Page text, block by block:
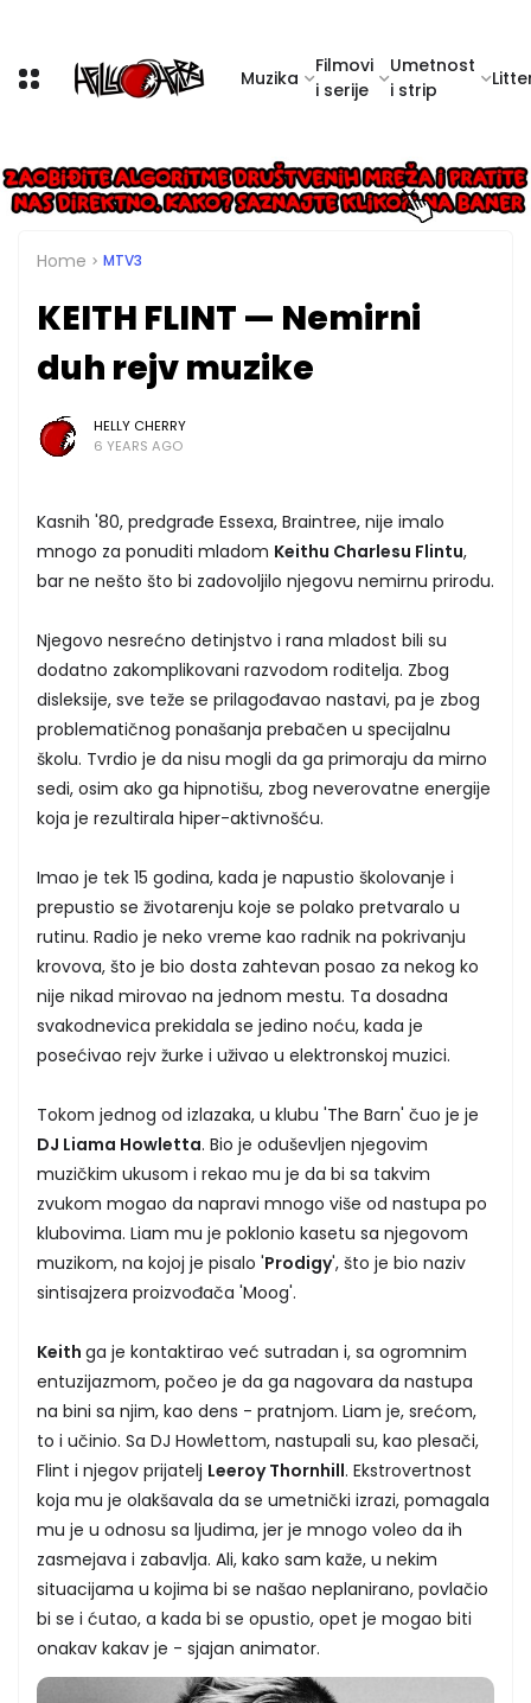
Muzika
Filmovi
i serije
Umetnost
i strip
Home MTV3
KEITH FLINT — Nemirni
duh rejv muzike
HELLY CHERRY
6 YEARS AGO
Kasnih '80, predgrađe Essexa, Braintree, nije imalo
mnogo za ponuditi mladom Keithu Charlesu Flintu,
bar ne nešto što bi zadovoljilo njegovu nemirnu prirodu.
Njegovo nesrećno detinjstvo i rana mladost bili su
dodatno zakomplikovani razvodom roditelja. Zbog
disleksije, sve teže se prilagođavao nastavi, pa je zbog
problematičnog ponašanja prebačen u specijalnu
školu. Tvrdio je da nisu mogli da ga primoraju da mirno
sedi, osim ako ga hipnotišu, zbog neverovatne energije
koja je rezultirala hiper-aktivnošću.
Imao je tek 15 godina, kada je napustio školovanje i
prepustio se životarenju koje se polako pretvaralo u
rutinu. Radio je neko vreme kao radnik na pokrivanju
krovova, što je bio dosta zahtevan posao za nekog ko
nije nikad mirovao na jednom mestu. Ta dosadna
svakodnevica prekidala se jedino noću, kada je
posećivao rejv žurke i uživao u elektronskoj muzici.
Tokom jednog od izlazaka, u klubu 'The Barn' čuo je je
DJ Liama Howletta. Bio je oduševljen njegovim
muzičkim ukusom i rekao mu je da bi sa takvim
zvukom mogao da napravi mnogo više od nastupa po
klubovima. Liam mu je poklonio kasetu sa njegovom
muzikom, na kojoj je pisalo 'Prodigy', što je bio naziv
sintisajzera proizvođača 'Moog'.
Keith ga je kontaktirao već sutradan i, sa ogromnim
entuzijazmom, počeo je da ga nagovara da nastupa
na bini sa njim, kao dens - pratnjom. Liam je, srećom,
to i učinio. Sa DJ Howlettom, nastupali su, kao plesači,
Flint i njegov prijatelj Leeroy Thornhill. Ekstrovertnost
koja mu je olakšavala da se umetnički izrazi, pomagala
mu je u odnosu sa ljudima, jer je mnogo voleo da ih
zasmejava i zabavlja. Ali, kako sam kaže, u nekim
situacijama u kojima bi se našao neplanirano, povlačio
bi se i ćutao, a kada bi se opustio, opet je mogao biti
onakav kakav je - sjajan animator.